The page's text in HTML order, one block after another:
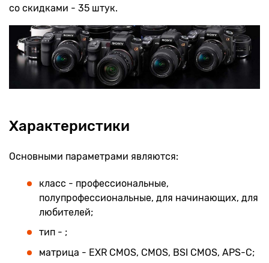
со скидками - 35 штук.
Характеристики
Основными параметрами являются:
класс - профессиональные,
полупрофессиональные, для начинающих, для
любителей;
тип - ;
матрица - EXR CMOS, CMOS, BSI CMOS, APS-C;